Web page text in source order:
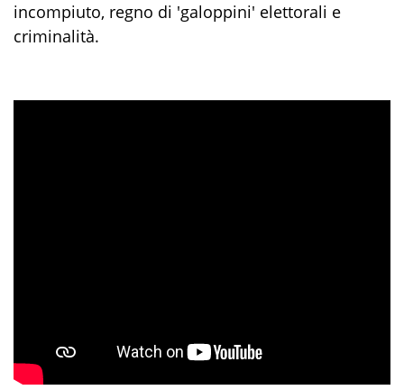
incompiuto, regno di 'galoppini' elettorali e
criminalità.